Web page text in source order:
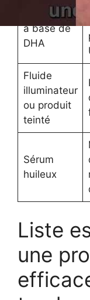
bronzantes
à base de
DHA
Fluide
illuminateur
ou produit
teinté
Sérum
huileux
Liste
une